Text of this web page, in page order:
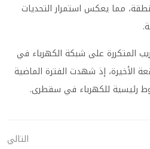
مما يعكس استمرار التحديات
المتكررة على شبكة الكهرباء في
الأخيرة، إذ شهدت الفترة الماضية
رئيسية للكهرباء في سقطرى.
التالي